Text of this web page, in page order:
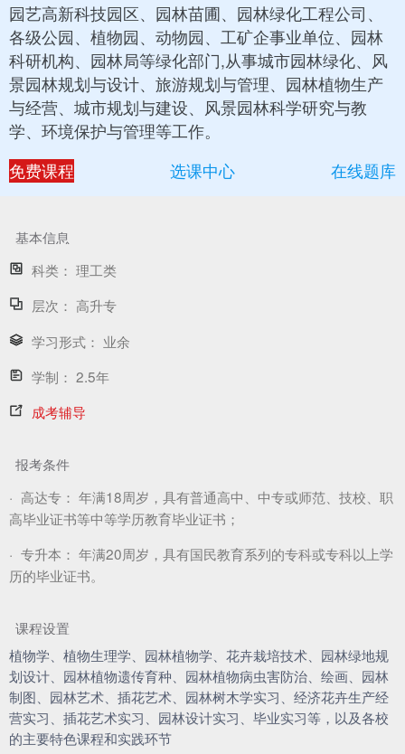
园艺高新科技园区、园林苗圃、园林绿化工程公司、
各级公园、植物园、动物园、工矿企事业单位、园林
科研机构、园林局等绿化部门,从事城市园林绿化、风
景园林规划与设计、旅游规划与管理、园林植物生产
与经营、城市规划与建设、风景园林科学研究与教
学、环境保护与管理等工作。
免费课程
选课中心 在线题库
基本信息
科类： 理工类
层次： 高升专
学习形式： 业余
学制： 2.5年
成考辅导
报考条件
· 高达专： 年满18周岁，具有普通高中、中专或师范、技校、职
高毕业证书等中等学历教育毕业证书；
· 专升本： 年满20周岁，具有国民教育系列的专科或专科以上学
历的毕业证书。
课程设置
植物学、植物生理学、园林植物学、花卉栽培技术、园林绿地规
划设计、园林植物遗传育种、园林植物病虫害防治、绘画、园林
制图、园林艺术、插花艺术、园林树木学实习、经济花卉生产经
营实习、插花艺术实习、园林设计实习、毕业实习等，以及各校
的主要特色课程和实践环节